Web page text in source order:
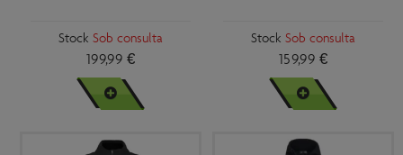
Stock Sob consulta
199,99 €
VER MAIS
Stock Sob consulta
159,99 €
VER MAIS